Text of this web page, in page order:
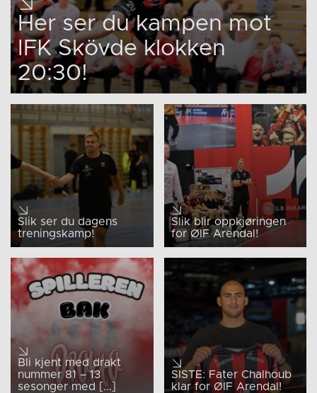
Her ser du kampen mot
IFK Skövde klokken
20:30!
Slik ser du dagens
treningskamp!
Slik blir oppkjøringen
for ØIF Arendal!
Bli kjent med drakt
nummer 81 – 13
sesonger med [...]
SISTE: Fater Chalhoub
klar for ØIF Arendal!